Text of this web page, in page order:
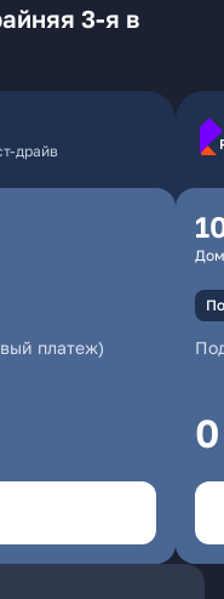
3-я в
драйв
платеж)
0